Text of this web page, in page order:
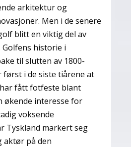
arkitektur og
Men i de senere
blitt en viktig del av
historie i
til slutten av 1800-
først i de siste tiårene at
fått fotfeste blant
økende interesse for
voksende
Tyskland markert seg
aktør på den